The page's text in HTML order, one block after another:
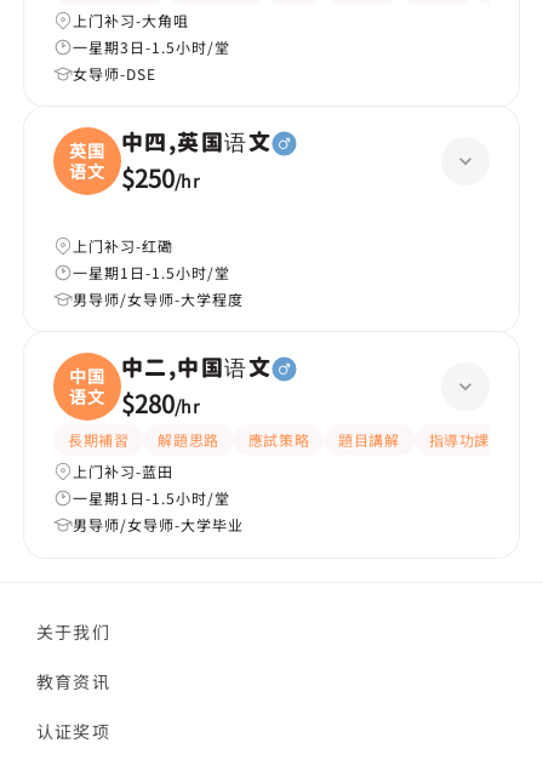
上门补习-大角咀
一星期3日-1.5小时/堂
女导师-DSE
英国
语文
中四,英国语文
$250/hr
上门补习-红磡
一星期1日-1.5小时/堂
男导师/女导师-大学程度
中国
语文
中二,中国语文
$280/hr
長期補習 解題思路 應試策略 題目講解 指導功課
上门补习-蓝田
一星期1日-1.5小时/堂
男导师/女导师-大学毕业
关于我们
教育资讯
认证奖项